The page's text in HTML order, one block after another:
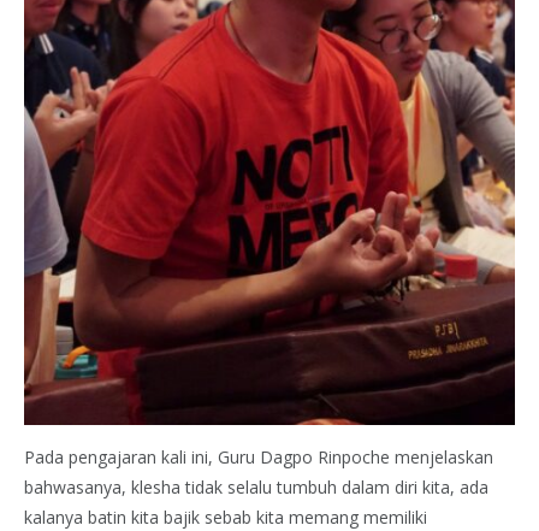
Pada pengajaran kali ini, Guru Dagpo Rinpoche menjelaskan
bahwasanya, klesha tidak selalu tumbuh dalam diri kita, ada
kalanya batin kita bajik sebab kita memang memiliki